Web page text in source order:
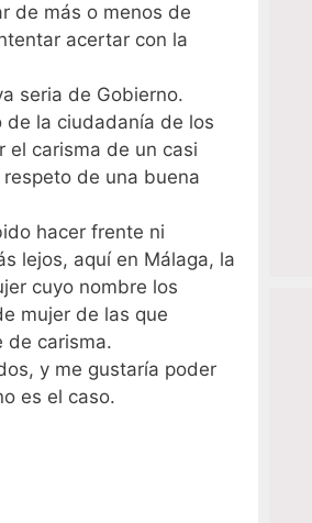
de más o menos de
acertar con la
seria de Gobierno.
de la ciudadanía de los
el carisma de un casi
de una buena
hacer frente ni
lejos, aquí en Málaga, la
cuyo nombre los
mujer de las que
de carisma.
y me gustaría poder
es el caso.